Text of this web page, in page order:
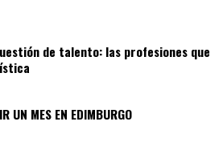
de talento: las profesiones que
MES EN EDIMBURGO